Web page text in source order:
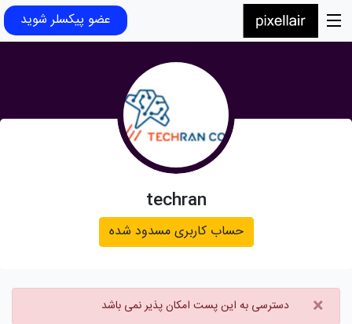
عضو پیکسلر شوید
techran
حساب کاربری مسدود شده
× دسترسی به این پست امکان پذیر نمی باشد